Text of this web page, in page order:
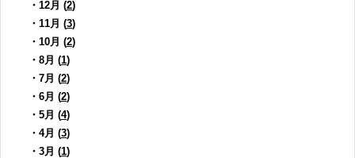
・12月 (2)
・11月 (3)
・10月 (2)
・8月 (1)
・7月 (2)
・6月 (2)
・5月 (4)
・4月 (3)
・3月 (1)